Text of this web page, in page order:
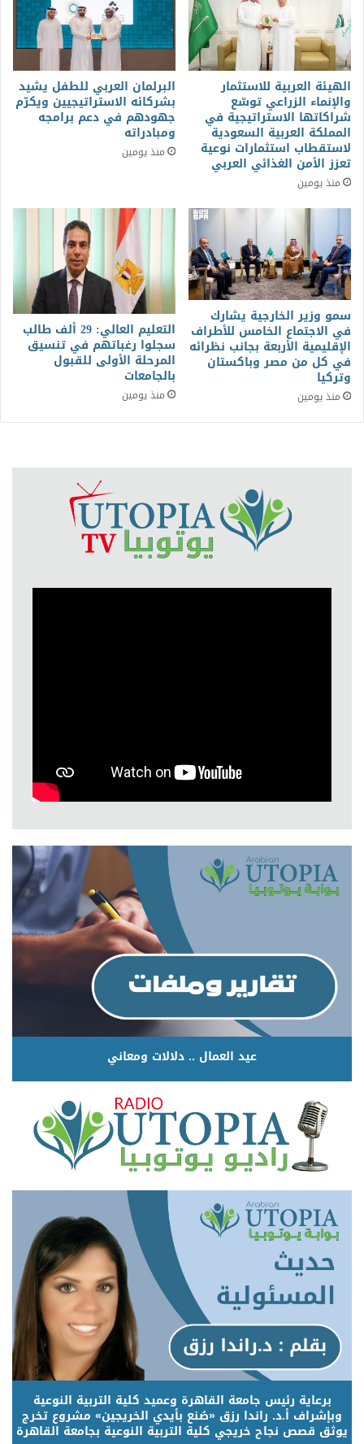
الهيئة العربية للاستثمار
والإنماء الزراعي توسّع
شراكاتها الاستراتيجية في
المملكة العربية السعودية
لاستقطاب استثمارات نوعية
تعزز الأمن الغذائي العربي
منذ يومين
البرلمان العربي للطفل يشيد
بشركائه الاستراتيجيين ويكرّم
جهودهم في دعم برامجه
ومبادراته
منذ يومين
سمو وزير الخارجية يشارك
في الاجتماع الخامس للأطراف
الإقليمية الأربعة بجانب نظرائه
في كل من مصر وباكستان
وتركيا
منذ يومين
التعليم العالي: 29 ألف طالب
سجلوا رغباتهم في تنسيق
المرحلة الأولى للقبول
بالجامعات
منذ يومين
عيد العمال .. دلالات ومعاني
برعاية رئيس جامعة القاهرة وعميد كلية التربية النوعية
وبإشراف أ.د. راندا رزق «صُنع بأيدي الخريجين» مشروع تخرج
يوثق قصص نجاح خريجي كلية التربية النوعية بجامعة القاهرة